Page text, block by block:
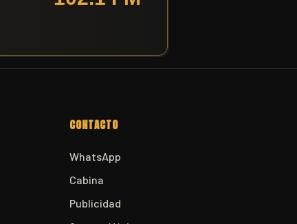
CONTACTO
WhatsApp
Cabina
Publicidad